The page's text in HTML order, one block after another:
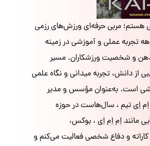
هستم؛ مربی حرفه‌ای ورزش‌های رزمی
تجربه عملی و آموزشی در زمینه
و شخصیت ورزشکاران. مسیر
از دانش، تجربه میدانی و نگاه علمی
است. به‌عنوان مؤسس و مدیر
اِم اِی تیم ، سال‌هاست در حوزه
مانند اِم اِم اِی ، بوکس،
و دفاع شخصی فعالیت می‌کنم و